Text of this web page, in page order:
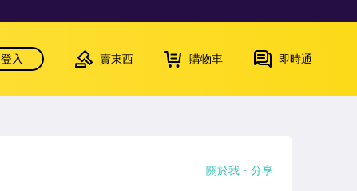
登入 賣東西 購物車 即時通
關於我 分享